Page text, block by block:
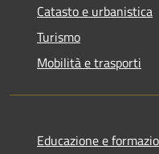
Catasto e urbanistica
Turismo
Mobilità e trasporti
Educazione e